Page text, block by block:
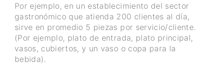
Por ejemplo, en un establecimiento del sector
gastronómico que atienda 200 clientes al día,
sirve en promedio 5 piezas por servicio/cliente.
(Por ejemplo, plato de entrada, plato principal,
vasos, cubiertos, y un vaso o copa para la
bebida).